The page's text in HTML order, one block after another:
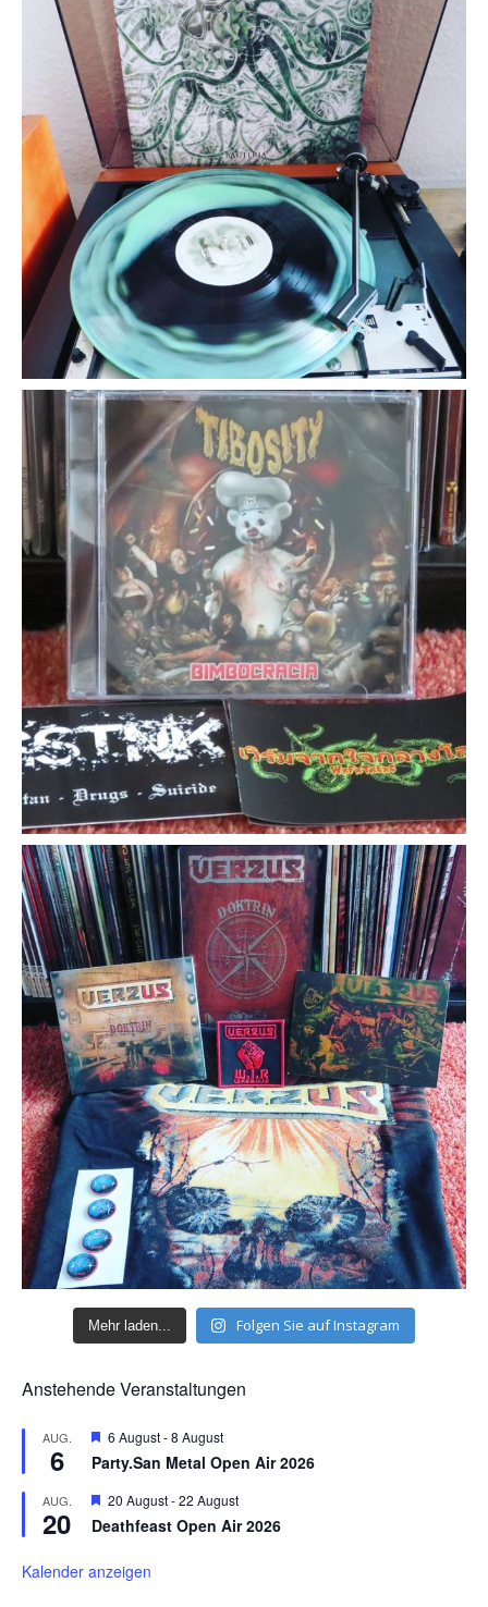
Mehr laden... Folgen Sie auf Instagram
Anstehende Veranstaltungen
AUG.
6
H
r
o
r
h
6 August-8 August
Party.San Metal Open Air 2026
AUG.
20
H
r
o
20 August-22 August
Deathfeast Open Air 2026
Kalender anzeigen